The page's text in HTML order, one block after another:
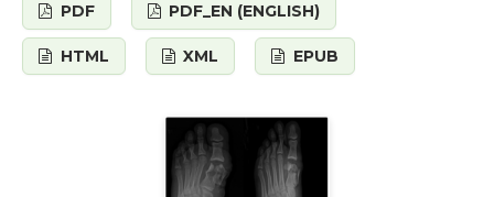
PDF PDF_EN (ENGLISH)
HTML XML EPUB